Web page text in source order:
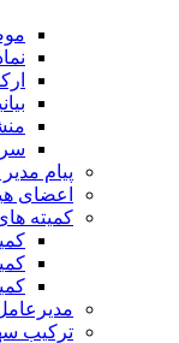
پیام
اعضای
کمیته
ترکیب